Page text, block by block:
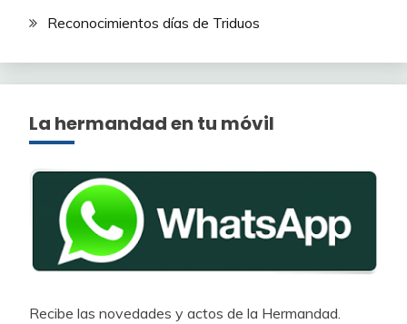
Reconocimientos días de Triduos
La hermandad en tu móvil
Recibe las novedades y actos de la Hermandad.